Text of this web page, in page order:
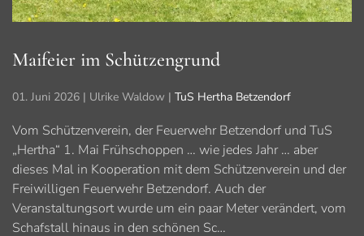
Maifeier im Schützengrund
01. Juni 2026 | Ulrike Waldow | TuS Hertha Betzendorf
Vom Schützenverein, der Feuerwehr Betzendorf und TuS
„Hertha“ 1. Mai Frühschoppen … wie jedes Jahr … aber
dieses Mal in Kooperation mit dem Schützenverein und der
Freiwilligen Feuerwehr Betzendorf. Auch der
Veranstaltungsort wurde um ein paar Meter verändert, vom
Schafstall hinaus in den schönen Sc…